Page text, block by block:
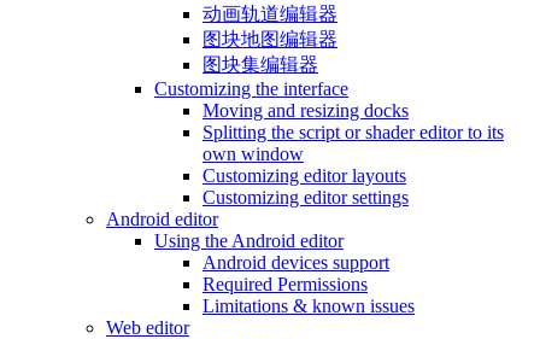
动画轨道编辑器
图块地图编辑器
图块集编辑器
Customizing the interface
Moving and resizing docks
Splitting the script or shader editor to its
own window
Customizing editor layouts
Customizing editor settings
Android editor
Using the Android editor
Android devices support
Required Permissions
Limitations & known issues
Web editor